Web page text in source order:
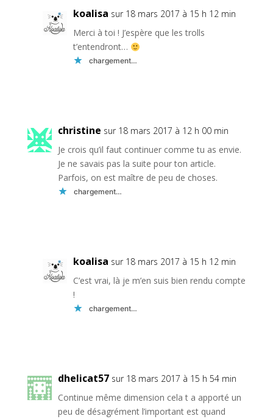
koalisa sur 18 mars 2017 à 15 h 12 min
Merci à toi ! J’espère que les trolls
t’entendront…
chargement…
christine sur 18 mars 2017 à 12 h 00 min
Je crois qu’il faut continuer comme tu as envie.
Je ne savais pas la suite pour ton article.
Parfois, on est maître de peu de choses.
chargement…
koalisa sur 18 mars 2017 à 15 h 12 min
C’est vrai, là je m’en suis bien rendu compte
!
chargement…
dhelicat57 sur 18 mars 2017 à 15 h 54 min
Continue même dimension cela t a apporté un
peu de désagrément l’important est quand